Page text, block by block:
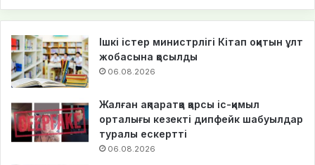
Ішкі істер министрлігі Кітап оқитын ұлт
жобасына қосылды
06.08.2026
Жалған ақпаратқа қарсы іс-қимыл
орталығы кезекті дипфейк шабуылдар
туралы ескертті
06.08.2026